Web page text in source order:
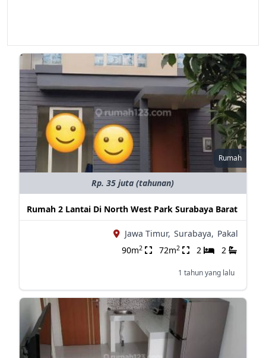
Rumah
Rp. 35 juta (tahunan)
Rumah 2 Lantai Di North West Park Surabaya Barat
Jawa Timur, Surabaya, Pakal
90m2 72m2 2 2
1 tahun yang lalu